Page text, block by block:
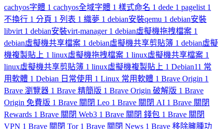
cachyos字體 1 cachyos全域字體 1 樣式命名 1 dede 1 pagelist 1
不換行 1 分頁 1 列表 1 織夢 1 debian安裝qemu 1 debian安裝
libvirt 1 debian安裝virt-manager 1 debian虛擬機拖拽檔案 1
debian虛擬機共享檔案 1 debian虛擬機共享剪貼簿 1 debian虛擬
機複製貼上 1 linux虛擬機拖拽檔案 1 linux虛擬機共享檔案 1
linux虛擬機共享剪貼簿 1 linux虛擬機複製貼上 1 Debian11 常
用軟體 1 Debian 日常使用 1 Linux 常用軟體 1 Brave Origin 1
Brave 瀏覽器 1 Brave 精簡版 1 Brave Origin 破解版 1 Brave
Origin 免費版 1 Brave 關閉 Leo 1 Brave 關閉 AI 1 Brave 關閉
Rewards 1 Brave 關閉 Web3 1 Brave 關閉 錢包 1 Brave 關閉
VPN 1 Brave 關閉 Tor 1 Brave 關閉 News 1 Brave 移除臃腫功